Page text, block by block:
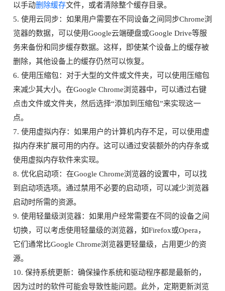
以手动删除缓存文件，或者清除整个缓存目录。
5. 使用云同步：如果用户需要在不同设备之间同步Chrome浏
览器的数据，可以使用Google云端硬盘或Google Drive等服
务来备份和同步缓存数据。这样，即使某个设备上的缓存被
删除，其他设备上的缓存仍然可以恢复。
6. 使用压缩包：对于大型的文件或文件夹，可以使用压缩包
来减少其大小。在Google Chrome浏览器中，可以通过右键
点击文件或文件夹，然后选择“添加到压缩包”来实现这一
点。
7. 使用虚拟内存：如果用户的计算机内存不足，可以使用虚
拟内存来扩展可用的内存。这可以通过安装额外的内存条或
使用虚拟内存软件来实现。
8. 优化启动项：在Google Chrome浏览器的设置中，可以找
到启动项选项。通过禁用不必要的启动项，可以减少浏览器
启动时所需的资源。
9. 使用轻量级浏览器：如果用户经常需要在不同的设备之间
切换，可以考虑使用轻量级的浏览器，如Firefox或Opera，
它们通常比Google Chrome浏览器更轻量级，占用更少的资
源。
10. 保持系统更新：确保操作系统和驱动程序都是最新的，
因为过时的软件可能会导致性能问题。此外，定期更新浏览